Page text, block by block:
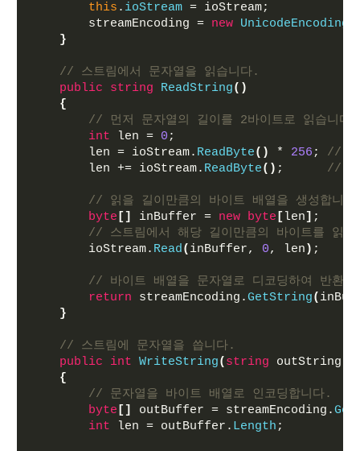
this . ioStream = ioStream;
        streamEncoding =
new UnicodeEncoding
}
// 스트림에서 문자열을 읽습니다.
public
string ReadString()
{
// 먼저 문자열의 길이를 2바이트로 읽습니
int len = 0 ;
        len = ioStream.
ReadByte() * 256 ; // 첫
        len += ioStream.
ReadByte() ; // 두
// 읽을 길이만큼의 바이트 배열을 생성합니
byte [] inBuffer = new byte [ len] ;
// 스트림에서 해당 길이만큼의 바이트를 읽
        ioStream.
Read( inBuffer, 0, len ) ;
// 바이트 배열을 문자열로 디코딩하여 반환합
return streamEncoding.GetString(
}
// 스트림에 문자열을 씁니다.
public
int WriteString( string outString
{
// 문자열을 바이트 배열로 인코딩합니다.
byte [] outBuffer = streamEncoding.
int len = outBuffer. Length ;